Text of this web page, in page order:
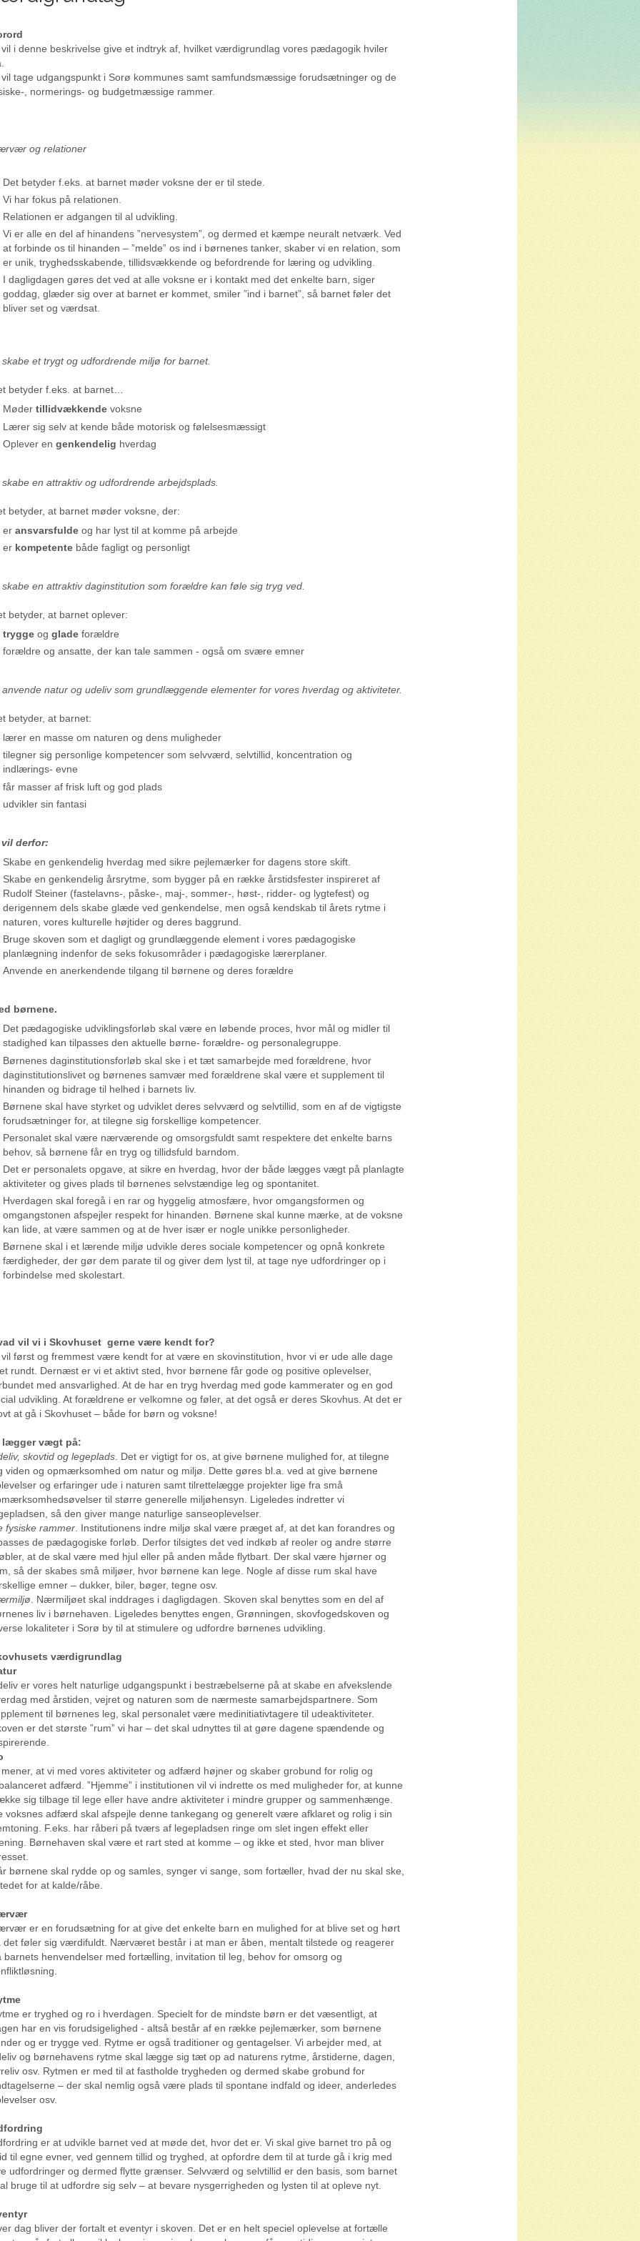
vil i denne beskrivelse give et indtryk af, hvilket værdigrundlag vores pædagogik hviler
vil tage udgangspunkt i Sorø kommunes samt samfundsmæssige forudsætninger og de
, normerings- og budgetmæssige rammer.
og relationer
Det betyder f.eks. at barnet møder voksne der er til stede.
Vi har fokus på relationen.
Relationen er adgangen til al udvikling.
Vi er alle en del af hinandens ”nervesystem”, og dermed et kæmpe neuralt netværk. Ved
at forbinde os til hinanden – ”melde” os ind i børnenes tanker, skaber vi en relation, som
er unik, tryghedsskabende, tillidsvækkende og befordrende for læring og udvikling.
I dagligdagen gøres det ved at alle voksne er i kontakt med det enkelte barn, siger
goddag, glæder sig over at barnet er kommet, smiler ”ind i barnet”, så barnet føler det
bliver set og værdsat.
skabe et trygt og udfordrende miljø for barnet.
betyder f.eks. at barnet…
Møder tillidvækkendevoksne
Lærer sig selv at kende både motorisk og følelsesmæssigt
Oplever en genkendelig hverdag
skabe en attraktiv og udfordrende arbejdsplads.
betyder, at barnet møder voksne, der:
er ansvarsfuldeog har lyst til at komme på arbejde
er kompetentebåde fagligt og personligt
skabe en attraktiv daginstitution som forældre kan føle sig tryg ved.
betyder, at barnet oplever:
tryggeog gladeforældre
forældre og ansatte, der kan tale sammen - også om svære emner
anvende natur og udeliv som grundlæggende elementer for vores hverdag og aktiviteter.
betyder, at barnet:
lærer en masse om naturen og dens muligheder
tilegner sig personlige kompetencer som selvværd, selvtillid, koncentration og
indlærings- evne
får masser af frisk luft og god plads
udvikler sin fantasi
vil derfor:
Skabe en genkendelig hverdag med sikre pejlemærker for dagens store skift.
Skabe en genkendelig årsrytme, som bygger på en række årstidsfester inspireret af
Rudolf Steiner (fastelavns-, påske-, maj-, sommer-, høst-, ridder- og lygtefest) og
derigennem dels skabe glæde ved genkendelse, men også kendskab til årets rytme i
naturen, vores kulturelle højtider og deres baggrund.
Bruge skoven som et dagligt og grundlæggende element i vores pædagogiske
planlægning indenfor de seks fokusområder i pædagogiske lærerplaner.
Anvende en anerkendende tilgang til børnene og deres forældre
børnene.
Det pædagogiske udviklingsforløb skal være en løbende proces, hvor mål og midler til
stadighed kan tilpasses den aktuelle børne- forældre- og personalegruppe.
Børnenes daginstitutionsforløb skal ske i et tæt samarbejde med forældrene, hvor
daginstitutionslivet og børnenes samvær med forældrene skal være et supplement til
hinanden og bidrage til helhed i barnets liv.
Børnene skal have styrket og udviklet deres selvværd og selvtillid, som en af de vigtigste
forudsætninger for, at tilegne sig forskellige kompetencer.
Personalet skal være nærværende og omsorgsfuldt samt respektere det enkelte barns
behov, så børnene får en tryg og tillidsfuld barndom.
Det er personalets opgave, at sikre en hverdag, hvor der både lægges vægt på planlagte
aktiviteter og gives plads til børnenes selvstændige leg og spontanitet.
Hverdagen skal foregå i en rar og hyggelig atmosfære, hvor omgangsformen og
omgangstonen afspejler respekt for hinanden. Børnene skal kunne mærke, at de voksne
kan lide, at være sammen og at de hver især er nogle unikke personligheder.
Børnene skal i et lærende miljø udvikle deres sociale kompetencer og opnå konkrete
færdigheder, der gør dem parate til og giver dem lyst til, at tage nye udfordringer op i
forbindelse med skolestart.
vil vi i Skovhuset gerne være kendt for?
vil først og fremmest være kendt for at være en skovinstitution, hvor vi er ude alle dage
rundt. Dernæst er vi et aktivt sted, hvor børnene får gode og positive oplevelser,
med ansvarlighed. At de har en tryg hverdag med gode kammerater og en god
udvikling. At forældrene er velkomne og føler, at det også er deres Skovhus. At det er
at gå i Skovhuset – både for børn og voksne!
lægger vægt på:
skovtid og legeplads. Det er vigtigt for os, at give børnene mulighed for, at tilegne
viden og opmærksomhed om natur og miljø. Dette gøres bl.a. ved at give børnene
og erfaringer ude i naturen samt tilrettelægge projekter lige fra små
til større generelle miljøhensyn. Ligeledes indretter vi
så den giver mange naturlige sanseoplevelser.
fysiske rammer. Institutionens indre miljø skal være præget af, at det kan forandres og
de pædagogiske forløb. Derfor tilsigtes det ved indkøb af reoler og andre større
at de skal være med hjul eller på anden måde flytbart. Der skal være hjørner og
så der skabes små miljøer, hvor børnene kan lege. Nogle af disse rum skal have
emner – dukker, biler, bøger, tegne osv.
. Nærmiljøet skal inddrages i dagligdagen. Skoven skal benyttes som en del af
liv i børnehaven. Ligeledes benyttes engen, Grønningen, skovfogedskoven og
lokaliteter i Sorø by til at stimulere og udfordre børnenes udvikling.
værdigrundlag
er vores helt naturlige udgangspunkt i bestræbelserne på at skabe en afvekslende
med årstiden, vejret og naturen som de nærmeste samarbejdspartnere. Som
til børnenes leg, skal personalet være medinitiativtagere til udeaktiviteter.
er det største ”rum” vi har – det skal udnyttes til at gøre dagene spændende og
mener, at vi med vores aktiviteter og adfærd højner og skaber grobund for rolig og
adfærd. ”Hjemme” i institutionen vil vi indrette os med muligheder for, at kunne
sig tilbage til lege eller have andre aktiviteter i mindre grupper og sammenhænge.
voksnes adfærd skal afspejle denne tankegang og generelt være afklaret og rolig i sin
F.eks. har råberi på tværs af legepladsen ringe om slet ingen effekt eller
Børnehaven skal være et rart sted at komme – og ikke et sted, hvor man bliver
børnene skal rydde op og samles, synger vi sange, som fortæller, hvad der nu skal ske,
for at kalde/råbe.
er en forudsætning for at give det enkelte barn en mulighed for at blive set og hørt
det føler sig værdifuldt. Nærværet består i at man er åben, mentalt tilstede og reagerer
barnets henvendelser med fortælling, invitation til leg, behov for omsorg og
er tryghed og ro i hverdagen. Specielt for de mindste børn er det væsentligt, at
har en vis forudsigelighed - altså består af en række pejlemærker, som børnene
og er trygge ved. Rytme er også traditioner og gentagelser. Vi arbejder med, at
og børnehavens rytme skal lægge sig tæt op ad naturens rytme, årstiderne, dagen,
osv. Rytmen er med til at fastholde trygheden og dermed skabe grobund for
– der skal nemlig også være plads til spontane indfald og ideer, anderledes
osv.
er at udvikle barnet ved at møde det, hvor det er. Vi skal give barnet tro på og
til egne evner, ved gennem tillid og tryghed, at opfordre dem til at turde gå i krig med
udfordringer og dermed flytte grænser. Selvværd og selvtillid er den basis, som barnet
bruge til at udfordre sig selv – at bevare nysgerrigheden og lysten til at opleve nyt.
dag bliver der fortalt et eventyr i skoven. Det er en helt speciel oplevelse at fortælle